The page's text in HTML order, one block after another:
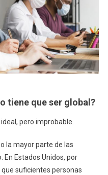
tiene que ser global?
pero improbable.
la mayor parte de las
En Estados Unidos, por
suficientes personas